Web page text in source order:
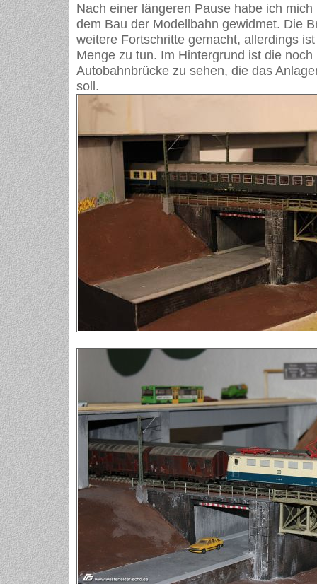
Nach einer längeren Pause habe ich
dem Bau der Modellbahn gewidmet. Die
weitere Fortschritte gemacht, allerdings
Menge zu tun. Im Hintergrund ist die noch
Autobahnbrücke zu sehen, die das
soll.